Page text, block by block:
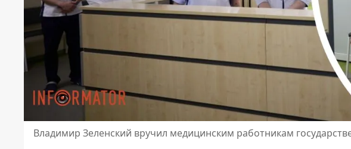
Владимир Зеленский вручил медицинским работникам